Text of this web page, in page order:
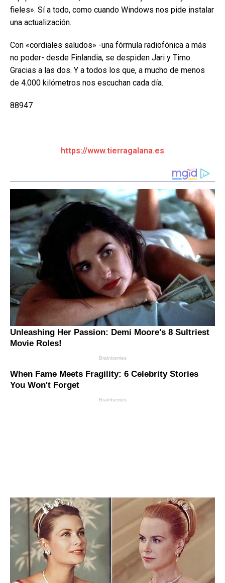
fieles». Sí a todo, como cuando Windows nos pide instalar
una actualización.
Con «cordiales saludos» -una fórmula radiofónica a más
no poder- desde Finlandia, se despiden Jari y Timo.
Gracias a las dos. Y a todos los que, a mucho de menos
de 4.000 kilómetros nos escuchan cada día.
88947
https://www.tierragalana.es